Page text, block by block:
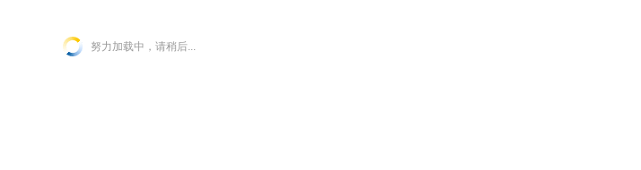
努力加载中，请稍后...